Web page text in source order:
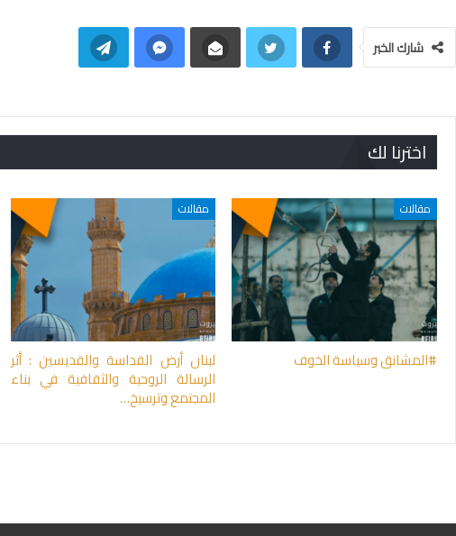
شارك الخبر
اخترنا لك
مقالات
#المشانق وسياسة الخوف
مقالات
لبنان أرض القداسة والقديسين : أثر
الرسالة الروحية والثقافية في بناء
المجتمع وترسيخ…